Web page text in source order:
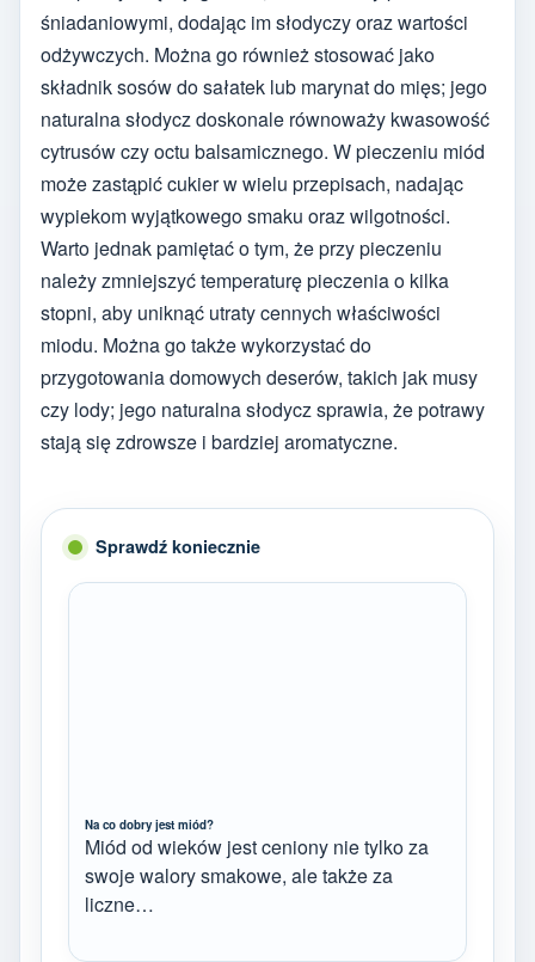
śniadaniowymi, dodając im słodyczy oraz wartości
odżywczych. Można go również stosować jako
składnik sosów do sałatek lub marynat do mięs; jego
naturalna słodycz doskonale równoważy kwasowość
cytrusów czy octu balsamicznego. W pieczeniu miód
może zastąpić cukier w wielu przepisach, nadając
wypiekom wyjątkowego smaku oraz wilgotności.
Warto jednak pamiętać o tym, że przy pieczeniu
należy zmniejszyć temperaturę pieczenia o kilka
stopni, aby uniknąć utraty cennych właściwości
miodu. Można go także wykorzystać do
przygotowania domowych deserów, takich jak musy
czy lody; jego naturalna słodycz sprawia, że potrawy
stają się zdrowsze i bardziej aromatyczne.
Sprawdź koniecznie
Na co dobry jest miód?
Miód od wieków jest ceniony nie tylko za
swoje walory smakowe, ale także za
liczne…